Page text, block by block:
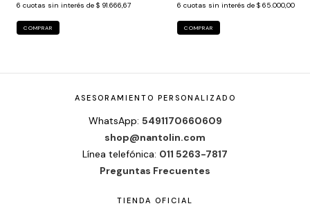
6 cuotas sin interés de $ 91.666,67
COMPRAR
6 cuotas sin interés de $ 65.000,00
COMPRAR
ASESORAMIENTO PERSONALIZADO
WhatsApp: 5491170660609
shop@nantolin.com
Línea telefónica: 011 5263-7817
Preguntas Frecuentes
TIENDA OFICIAL